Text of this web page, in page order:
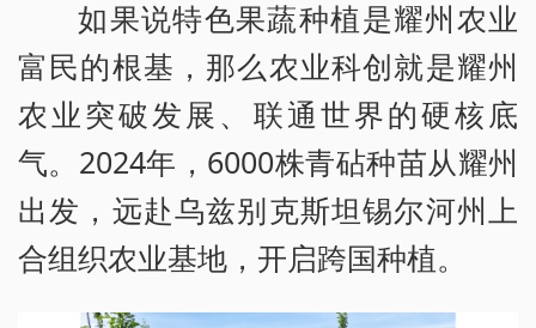
如果说特色果蔬种植是耀州农业
富民的根基，那么农业科创就是耀州
农业突破发展、联通世界的硬核底
气。2024年，6000株青砧种苗从耀州
出发，远赴乌兹别克斯坦锡尔河州上
合组织农业基地，开启跨国种植。